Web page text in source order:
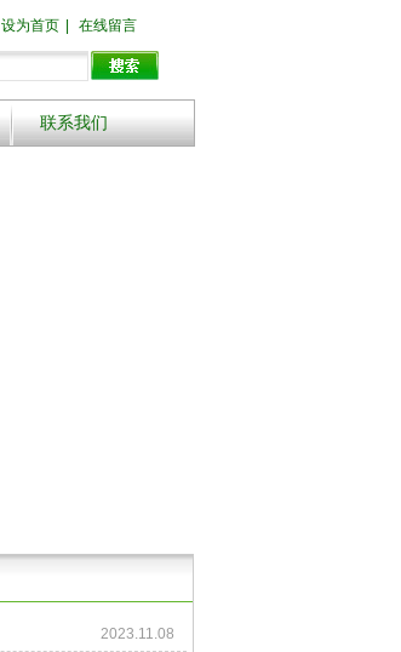
设为首页 在线留言
联系我们
2023.11.08